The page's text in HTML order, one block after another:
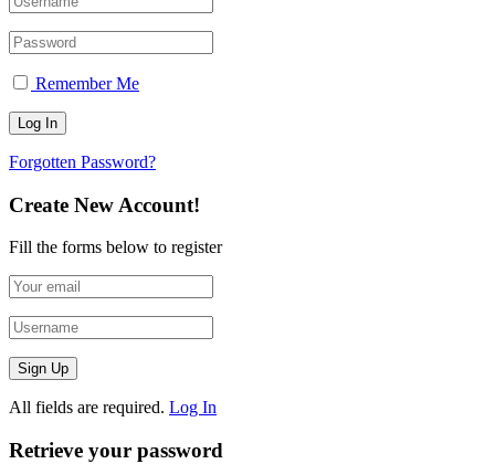
Remember Me
Forgotten Password?
Create New Account!
Fill the forms below to register
All fields are required. Log In
Retrieve your password